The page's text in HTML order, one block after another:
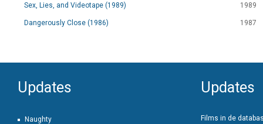
Sex, Lies, and Videotape (1989) 1989
Dangerously Close (1986) 1987
Updates
Naughty
Updates
Films in de